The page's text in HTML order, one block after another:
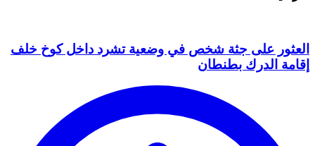
العثور على جثة شخص في وضعية تشرد داخل كوخ خلف
إقامة الدرك بطنطان